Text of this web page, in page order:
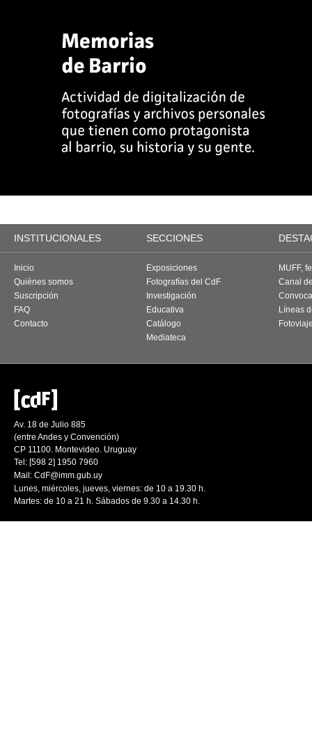
INSTITUCIONALES SECCIONES
Inicio
Quiénes somos
Suscripción
FAQ
Contacto
Exposiciones
Fotografías del CdF
Investigación
Educativa
Catálogo
Mediateca
MUFF,
Canal
Líneas
Av. 18 de Julio 885
(entre Andes y Convención)
CP 11100. Montevideo. Uruguay
Tel: [598 2] 1950 7960
Mail: CdF@imm.gub.uy
Lunes, miércoles, jueves, viernes: de 10 a 19.30 h.
Martes: de 10 a 21 h. Sábados de 9.30 a 14.30 h.